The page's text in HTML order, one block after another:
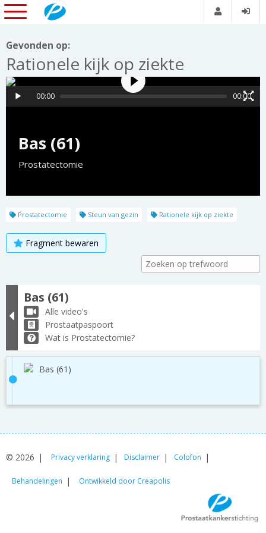
Gevonden op:
Rationele kijk op ziekte
Bas (61)
Prostatectomie
00:00 00:00
Prostatectomie Steun van gezin Rationele kijk op ziekte
Fragment bewaren
Bas (61)
Alle video's
Prostaatpaspoort
Wat is Prostatectomie?
Bas (61)
© 2026 Privacy verklaring Disclaimer Colofon
Behandelingen Ontwikkeld door Creapolis